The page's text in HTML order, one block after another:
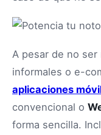
A pesar de no
informales o e-
aplicaciones
convencional o
forma sencilla.